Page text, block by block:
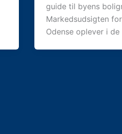
guide til byens
Markedsudsigten
Odense oplever i de